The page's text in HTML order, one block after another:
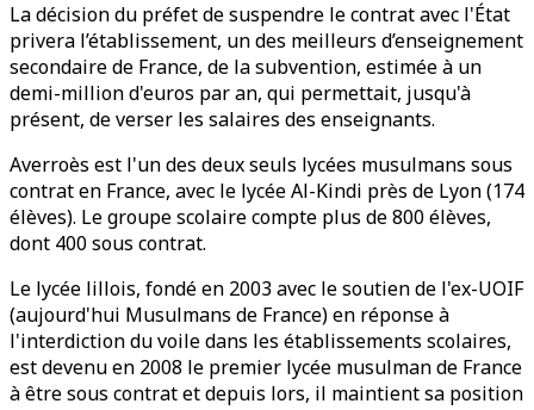
La décision du préfet de suspendre le contrat avec l'État
privera l’établissement, un des meilleurs d’enseignement
secondaire de France, de la subvention, estimée à un
demi-million d'euros par an, qui permettait, jusqu'à
présent, de verser les salaires des enseignants.
Averroès est l'un des deux seuls lycées musulmans sous
contrat en France, avec le lycée Al-Kindi près de Lyon (174
élèves). Le groupe scolaire compte plus de 800 élèves,
dont 400 sous contrat.
Le lycée lillois, fondé en 2003 avec le soutien de l'ex-UOIF
(aujourd'hui Musulmans de France) en réponse à
l'interdiction du voile dans les établissements scolaires,
est devenu en 2008 le premier lycée musulman de France
à être sous contrat et depuis lors, il maintient sa position